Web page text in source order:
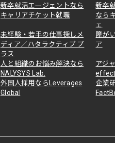
新卒就活エージェントなら
キャリアチケット就職
新卒
なら
ェ
未経験・若手の仕事探しメ
ディア／ハタラクティブ プ
ラス
障が
ア
人と組織のお悩み解決なら
NALYSYS Lab.
アジ
外国人採用ならLeverages
Global
企業